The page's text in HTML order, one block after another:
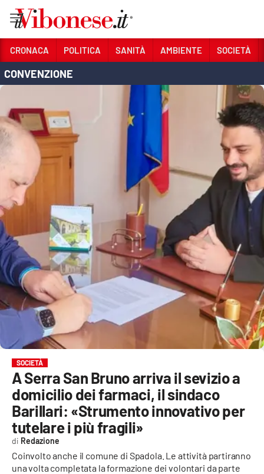
Sezioni
POLITICA
SANITÀ
AMBIENTE
SOCIETÀ
CULTURA
ECONOMIA E LAVORO
EVENTI
SPORT
Streaming
LAC TV
LAC NETWORK
LAC ONAIR
LaC
Network
LACPLAY.IT
CRONACA POLITICA SANITÀ AMBIENTE SOCIETÀ
CONVENZIONE
SOCIETÀ
A Serra San Bruno arriva il sevizio a
domicilio dei farmaci, il sindaco
Barillari: «Strumento innovativo per
tutelare i più fragili»
Coinvolto anche il comune di Spadola. Le attività partiranno
una volta completata la formazione dei volontari da parte
Redazione